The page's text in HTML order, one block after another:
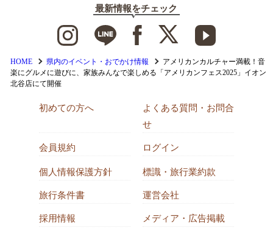
最新情報をチェック
HOME 県内のイベント・おでかけ情報
アメリカンカルチャー満載！音
楽にグルメに遊びに、家族みんなで楽しめる「アメリカンフェス2025」イオン
北谷店にて開催
初めての方へ
よくある質問・お問合
せ
会員規約 ログイン
個人情報保護方針 標識・旅行業約款
旅行条件書 運営会社
採用情報 メディア・広告掲載